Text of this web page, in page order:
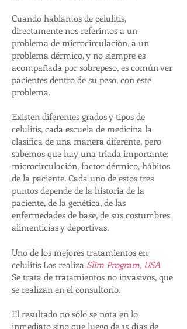
Cuando hablamos de celulitis,
directamente nos referimos a un
problema de microcirculación, a un
problema dérmico, y no siempre es
acompañada por sobrepeso, es común ver
pacientes dentro de su peso, con este
problema.
Existen diferentes grados y tipos de
celulitis, cada escuela de medicina la
clasifica de una manera diferente, pero
sabemos que hay una triada importante:
microcirculación, factor dérmico, hábitos
de la paciente. Cada uno de estos tres
puntos depende de la historia de la
paciente, de la genética, de las
enfermedades de base, de sus costumbres
alimenticias y deportivas.
Uno de los mejores tratamientos en
celulitis Los realiza Slim Program, USA
Se trata de tratamientos no invasivos, que
se realizan en el consultorio.
El resultado no sólo se nota en lo
inmediato sino que luego de 15 días de